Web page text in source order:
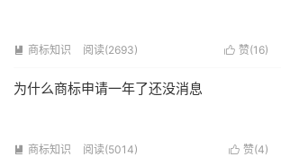
 商标知识 阅读(2693)  赞(16)
为什么商标申请一年了还没消息
 商标知识 阅读(5014)  赞(4)